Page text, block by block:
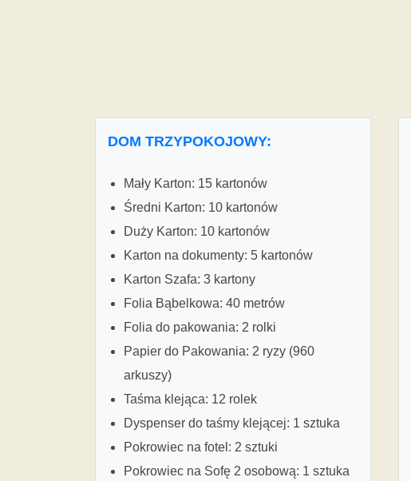
DOM TRZYPOKOJOWY:
Mały Karton: 15 kartonów
Średni Karton: 10 kartonów
Duży Karton: 10 kartonów
Karton na dokumenty: 5 kartonów
Karton Szafa: 3 kartony
Folia Bąbelkowa: 40 metrów
Folia do pakowania: 2 rolki
Papier do Pakowania: 2 ryzy (960
arkuszy)
Taśma klejąca: 12 rolek
Dyspenser do taśmy klejącej: 1 sztuka
Pokrowiec na fotel: 2 sztuki
Pokrowiec na Sofę 2 osobową: 1 sztuka